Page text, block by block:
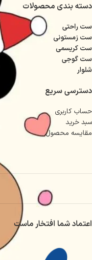
دسته بندی محصولات
ست راحتی
ست زمستونی
ست کریسمی
ست گوجی
شلوار
دسترسی سریع
حساب کاربری
سبد خرید
مقایسه محصول
اعتماد شما افتخار ماست